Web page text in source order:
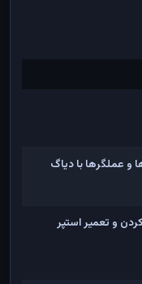
و عملگرها با دیاگ
و تعمیر استپر